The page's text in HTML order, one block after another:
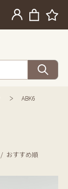
ABK6
おすすめ順